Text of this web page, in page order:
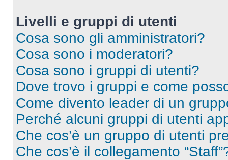
Livelli e gruppi di utenti
Cosa sono gli amministratori?
Cosa sono i moderatori?
Cosa sono i gruppi di utenti?
Dove trovo i gruppi e come
Come divento leader di un
Perché alcuni gruppi di utenti
Che cos’è un gruppo di utenti
Che cos’è il collegamento